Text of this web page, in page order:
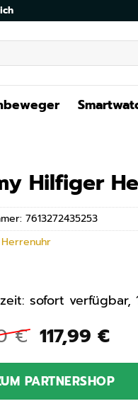
Hilfiger
€
Preis
war:
189,00 €
117,99 €
ist:
sofort verfügbar,
PARTNERSHOP
7613272435253
Herrenuhr